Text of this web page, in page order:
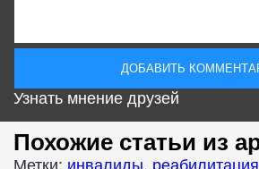
Узнать мнение друзей
Похожие статьи из
Метки: инвалиды, реабилитация